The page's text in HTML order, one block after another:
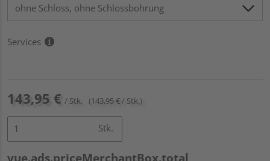
Services
143,95 € / Stk. (143,95 € / Stk.)
Stk.
vue.ads.priceMerchantBox.total